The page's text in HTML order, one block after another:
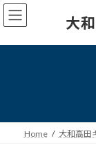
コ
ン
ン
ナ
ビ
ー
大
Home 大和高田